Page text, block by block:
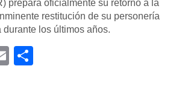
prepara oficialmente su retorno a la
restitución de su personería
los últimos años.
Email